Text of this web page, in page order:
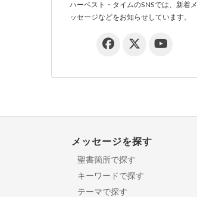
ハーベスト・タイムのSNSでは、新着メ
ッセージなどをお知らせしています。
メッセージを探す
聖書箇所で探す
キーワードで探す
テーマで探す